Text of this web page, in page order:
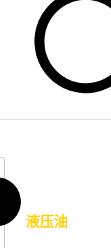
发动机油自动齿轮油
液压油